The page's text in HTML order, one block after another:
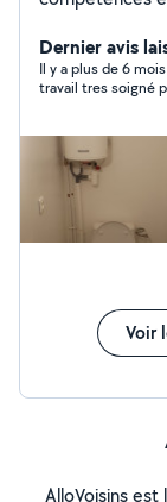
pose de placo,
faïence,
Réalisation de
travail soigné
rénovation.
Dernier avis
Il y a plus de 6 mois
travail tres soigné
Voir
AlloVoisins